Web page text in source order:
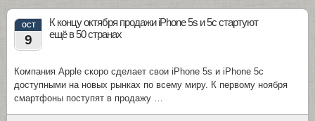
OCT
9
К концу октября продажи iPhone 5s и 5c стартуют
ещё в 50 странах
Компания Apple скоро сделает свои iPhone 5s и iPhone 5c
доступными на новых рынках по всему миру. К первому ноября
смартфоны поступят в продажу …